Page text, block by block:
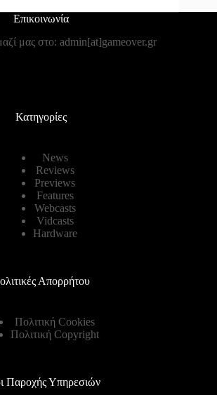
Επικοινωνία
μας στο: admin[at]gameover.gr
Κατηγορίες
News
Reviews
Previews
Features
Webcasts
Vidcasts
Hardware
Απορρήτου
Πολιτική Cookies
Πολιτική Copyright
Παροχής Υπηρεσιών